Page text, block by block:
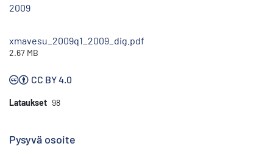
2009
xmavesu_2009q1_2009_dig.pdf
2.67 MB
CC BY 4.0
Lataukset 98
Pysyvä osoite